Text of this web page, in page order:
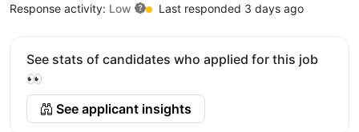
Response activity: Low Last responded 3 days ago
See stats of candidates who applied for this job
👀
See applicant insights